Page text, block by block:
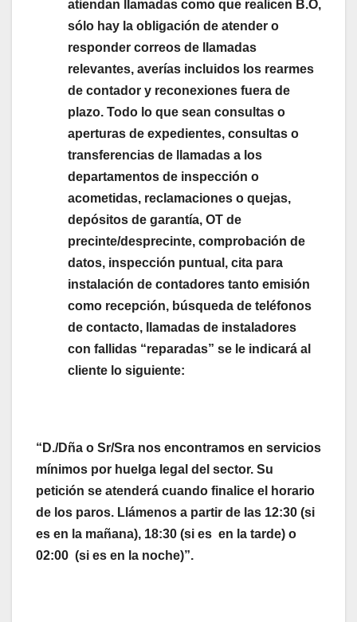
atiendan llamadas como que realicen B.O,
sólo hay la obligación de atender o
responder correos de llamadas
relevantes, averías incluidos los rearmes
de contador y reconexiones fuera de
plazo. Todo lo que sean consultas o
aperturas de expedientes, consultas o
transferencias de llamadas a los
departamentos de inspección o
acometidas, reclamaciones o quejas,
depósitos de garantía, OT de
precinte/desprecinte, comprobación de
datos, inspección puntual, cita para
instalación de contadores tanto emisión
como recepción, búsqueda de teléfonos
de contacto, llamadas de instaladores
con fallidas “reparadas” se le indicará al
cliente lo siguiente:
“D./Dña o Sr/Sra nos encontramos en servicios
mínimos por huelga legal del sector. Su
petición se atenderá cuando finalice el horario
de los paros. Llámenos a partir de las 12:30 (si
es en la mañana), 18:30 (si es en la tarde) o
02:00 (si es en la noche)”.